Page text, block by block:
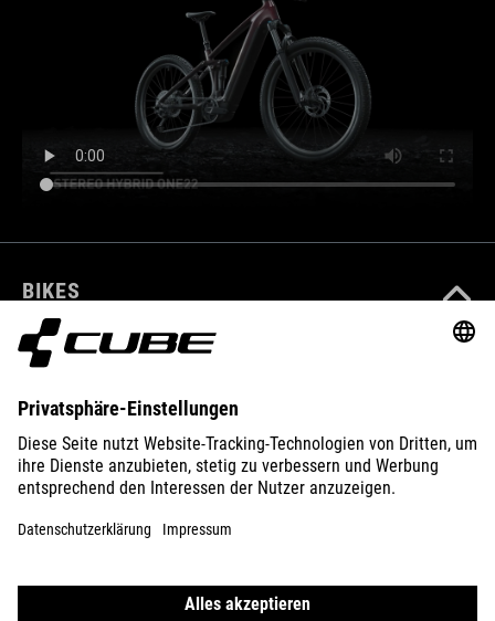
BIKES
E-BIKES
KIDS
GEAR